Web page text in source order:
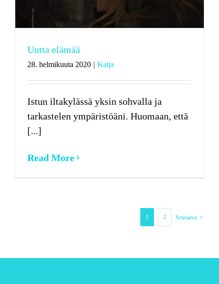
Uutta elämää
28. helmikuuta 2020 | Katja
Istun iltakylässä yksin sohvalla ja
tarkastelen ympäristöäni. Huomaan, että
[...]
Read More
1 2 Seuraava